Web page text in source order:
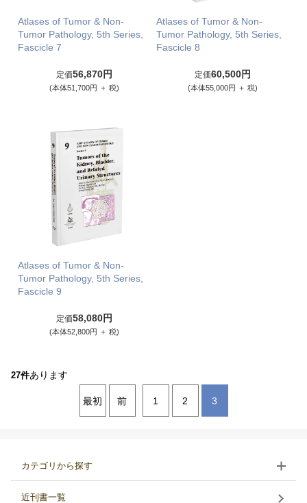
Atlases of Tumor & Non-
Tumor Pathology, 5th Series,
Fascicle 7
定価56,870円
(本体51,700円 ＋ 税)
Atlases of Tumor & Non-
Tumor Pathology, 5th Series,
Fascicle 8
定価60,500円
(本体55,000円 ＋ 税)
Atlases of Tumor & Non-
Tumor Pathology, 5th Series,
Fascicle 9
定価58,080円
(本体52,800円 ＋ 税)
27件あります
最初 前 1 2 3
カテゴリから探す
近刊書一覧